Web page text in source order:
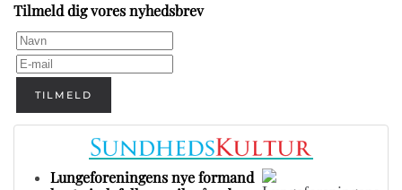
Tilmeld dig vores nyhedsbrev
TILMELD
Lungeforeningens nye formand